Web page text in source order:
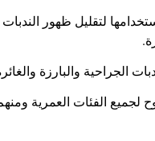
لتقليل ظهور
الجراحية والبارزة
لجميع الفئات العمرية